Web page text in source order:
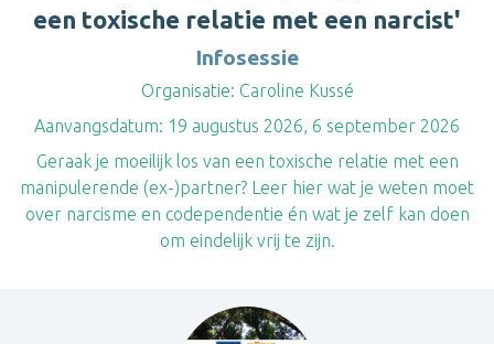
een toxische relatie met een narcist'
Infosessie
Organisatie: Caroline Kussé
Aanvangsdatum: 19 augustus 2026, 6 september 2026
Geraak je moeilijk los van een toxische relatie met een
manipulerende (ex-)partner? Leer hier wat je weten moet
over narcisme en codependentie én wat je zelf kan doen
om eindelijk vrij te zijn.